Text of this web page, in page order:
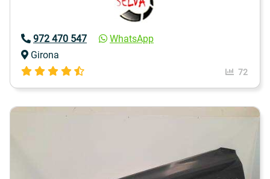
972 470 547
WhatsApp
Girona
72